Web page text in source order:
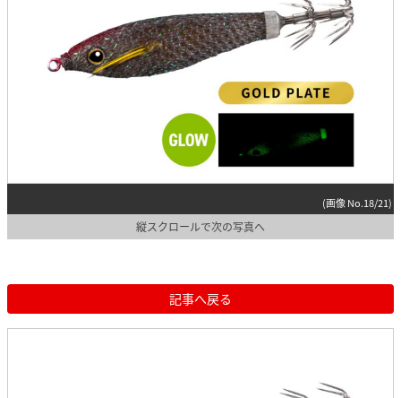
(画像 No.18/21)
縦スクロールで次の写真へ
記事へ戻る